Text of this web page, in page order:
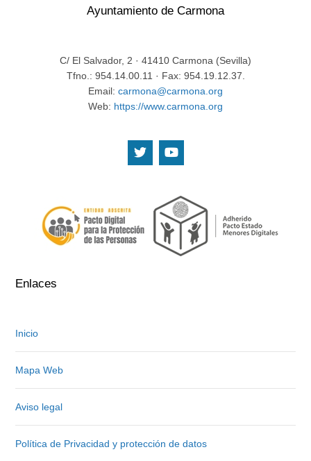
Ayuntamiento de Carmona
C/ El Salvador, 2 · 41410 Carmona (Sevilla)
Tfno.: 954.14.00.11 · Fax: 954.19.12.37.
Email: carmona@carmona.org
Web: https://www.carmona.org
Enlaces
Inicio
Mapa Web
Aviso legal
Política de Privacidad y protección de datos